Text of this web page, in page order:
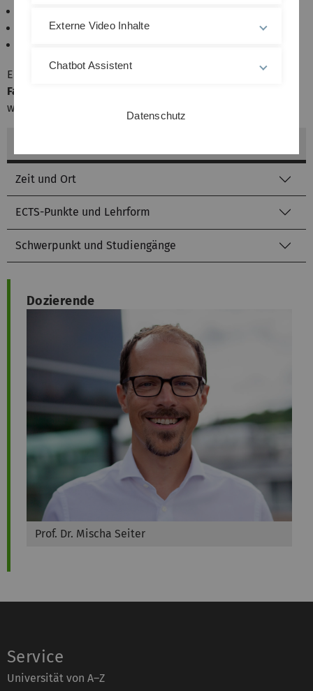
Algorithmic Management
Ein wesentliches didaktisches Element des Moduls sind
Fallstudien
werden.
Zeit und Ort
ECTS-Punkte und Lehrform
Schwerpunkt und Studiengänge
Dozierende
Prof. Dr. Mischa Seiter
Service
Universität von A–Z
Externe Video Inhalte
Chatbot Assistent
Datenschutz